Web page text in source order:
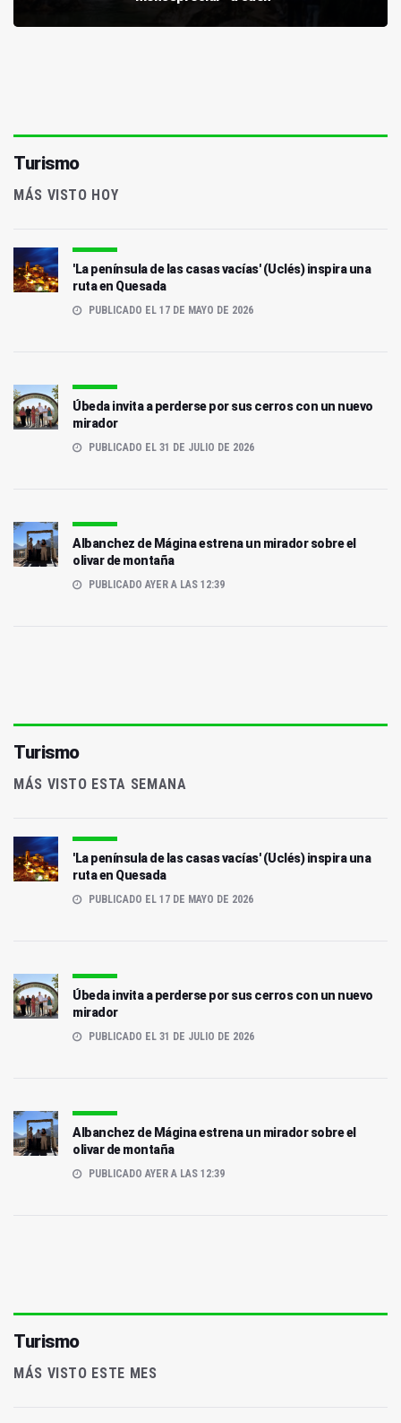
Turismo
MÁS VISTO HOY
'La península de las casas vacías' (Uclés) inspira una
ruta en Quesada
PUBLICADO EL 17 DE MAYO DE 2026
Úbeda invita a perderse por sus cerros con un nuevo
mirador
PUBLICADO EL 31 DE JULIO DE 2026
Albanchez de Mágina estrena un mirador sobre el
olivar de montaña
PUBLICADO AYER A LAS 12:39
Turismo
MÁS VISTO ESTA SEMANA
'La península de las casas vacías' (Uclés) inspira una
ruta en Quesada
PUBLICADO EL 17 DE MAYO DE 2026
Úbeda invita a perderse por sus cerros con un nuevo
mirador
PUBLICADO EL 31 DE JULIO DE 2026
Albanchez de Mágina estrena un mirador sobre el
olivar de montaña
PUBLICADO AYER A LAS 12:39
Turismo
MÁS VISTO ESTE MES